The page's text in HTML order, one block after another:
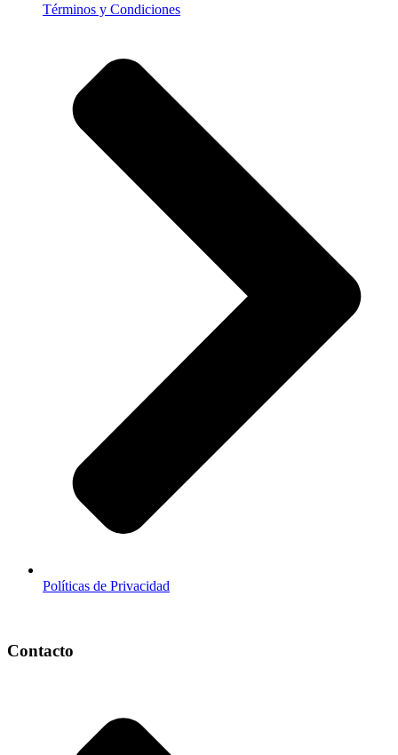
Términos y Condiciones
Políticas de Privacidad
Contacto